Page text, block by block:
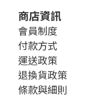
商店資訊
會員制度
付款方式
運送政策
退換貨政策
條款與細則